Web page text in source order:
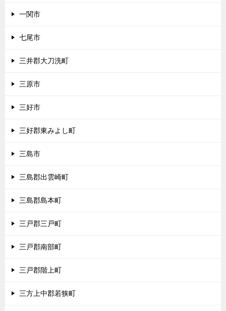
一関市
七尾市
三井郡大刀洗町
三原市
三好市
三好郡東みよし町
三島市
三島郡出雲崎町
三島郡島本町
三戸郡三戸町
三戸郡南部町
三戸郡階上町
三方上中郡若狭町